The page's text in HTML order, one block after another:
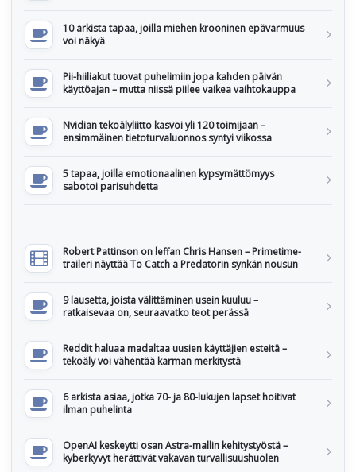
10 arkista tapaa, joilla miehen krooninen epävarmuus
voi näkyä
Pii-hiiliakut tuovat puhelimiin jopa kahden päivän
käyttöajan – mutta niissä piilee vaikea vaihtokauppa
Nvidian tekoälyliitto kasvoi yli 120 toimijaan –
ensimmäinen tietoturvaluonnos syntyi viikossa
5 tapaa, joilla emotionaalinen kypsymättömyys
sabotoi parisuhdetta
Robert Pattinson on leffan Chris Hansen – Primetime-
traileri näyttää To Catch a Predatorin synkän nousun
9 lausetta, joista välittäminen usein kuuluu –
ratkaisevaa on, seuraavatko teot perässä
Reddit haluaa madaltaa uusien käyttäjien esteitä –
tekoäly voi vähentää karman merkitystä
6 arkista asiaa, jotka 70- ja 80-lukujen lapset hoitivat
ilman puhelinta
OpenAI keskeytti osan Astra-mallin kehitystyöstä –
kyberkyvyt herättivät vakavan turvallisuushuolen